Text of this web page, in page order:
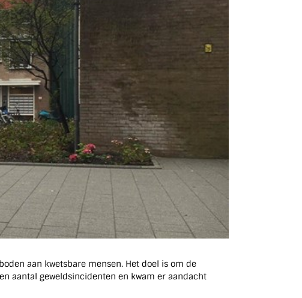
aan kwetsbare mensen. Het doel is om de
aantal geweldsincidenten en kwam er aandacht